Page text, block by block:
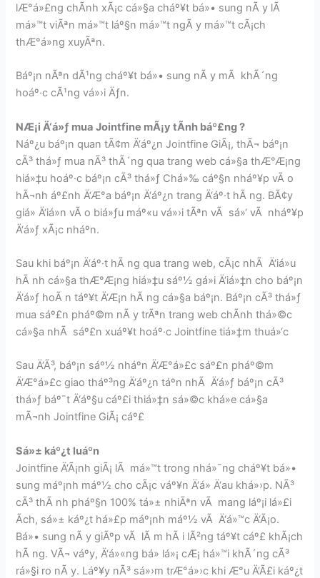
lÆ°á»£ng chÃ­nh xÃ¡c cá»§a cháº¥t bá»• sung nÃ y lÃ
má»™t viÃªn má»™t láº§n má»™t ngÃ y má»™t cÃ¡ch
thÆ°á»ng xuyÃªn.
Báº¡n nÃªn dÃ¹ng cháº¥t bá»• sung nÃ y mÃ khÃ´ng
hoáº·c cÃ¹ng vá»›i Äƒn.
NÆ¡i Ä‘á»ƒ mua Jointfine mÃ¡y tÃ­nh báº£ng ?
Náº¿u báº¡n quan tÃ¢m Ä‘áº¿n Jointfine GiÃ¡, thÃ¬ báº¡n
cÃ³ thá»ƒ mua nÃ³ thÃ´ng qua trang web cá»§a thÆ°Æ¡ng
hiá»‡u hoáº·c báº¡n cÃ³ thá»ƒ Chá»‰ cáº§n nháº¥p vÃ o
hÃ¬nh áº£nh Ä‘Æ°a báº¡n Ä‘áº¿n trang Ä‘áº·t hÃ ng. BÃ¢y
giá» Ä‘iá»n vÃ o biá»ƒu máº«u vá»›i tÃªn vÃ sá»‘ vÃ nháº¥p
Ä‘á»ƒ xÃ¡c nháº­n.
Sau khi báº¡n Ä‘áº·t hÃ ng qua trang web, cÃ¡c nhÃ Ä‘iá»u
hÃ nh cá»§a thÆ°Æ¡ng hiá»‡u sáº½ gá»i Ä‘iá»‡n cho báº¡n
Ä‘á»ƒ hoÃ n táº¥t Ä‘Æ¡n hÃ ng cá»§a báº¡n. Báº¡n cÃ³ thá»ƒ
mua sáº£n pháº©m nÃ y trÃªn trang web chÃ­nh thá»©c
cá»§a nhÃ sáº£n xuáº¥t hoáº·c Jointfine tiá»‡m thuá»‘c
Sau Ä‘Ã³, báº¡n sáº½ nháº­n Ä‘Æ°á»£c sáº£n pháº©m
Ä‘Æ°á»£c giao tháº³ng Ä‘áº¿n táº­n nhÃ Ä‘á»ƒ báº¡n cÃ³
thá»ƒ báº¯t Ä‘áº§u cáº£i thiá»‡n sá»©c khá»e cá»§a
mÃ¬nh Jointfine GiÃ¡ cáº£
Sá»± káº¿t luáº­n
Jointfine Ä‘Ã¡nh giÃ¡ lÃ má»™t trong nhá»¯ng cháº¥t bá»•
sung máº¡nh máº½ cho cÃ¡c váº¥n Ä‘á» Ä‘au khá»›p. NÃ³
cÃ³ thÃ nh pháº§n 100% tá»± nhiÃªn vÃ mang láº¡i lá»£i
Ã­ch, sá»± káº¿t há»£p máº¡nh máº½ vÃ Ä‘á»™c Ä‘Ã¡o.
Bá»• sung nÃ y giÃºp vÃ lÃ m hÃ i lÃ²ng táº¥t cáº£ khÃ¡ch
hÃ ng. VÃ¬ váº­y, Ä‘á»«ng bá» lá»¡ cÆ¡ há»™i khÃ´ng cÃ³
rá»§i ro nÃ y. Láº¥y nÃ³ sá»›m trÆ°á»›c khi Æ°u Ä‘Ã£i káº¿t